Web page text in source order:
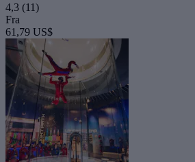
4,3 (11)
Fra
61,79 US$